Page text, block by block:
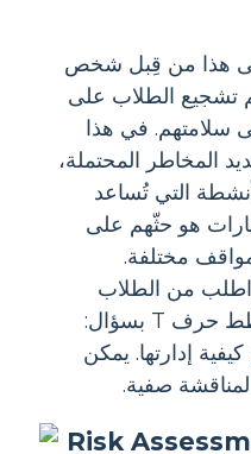
هذا من قِبل شخص
تشجيع الطلاب على
سلامتهم. في هذا
المخاطر المحتملة،
التي تُساعد
هو حثّهم على
مختلفة.
اطلب من الطلاب
إكمال العمود الثاني من مخطط حرف T بسؤال:
إدارتها. يمكن
صفية.